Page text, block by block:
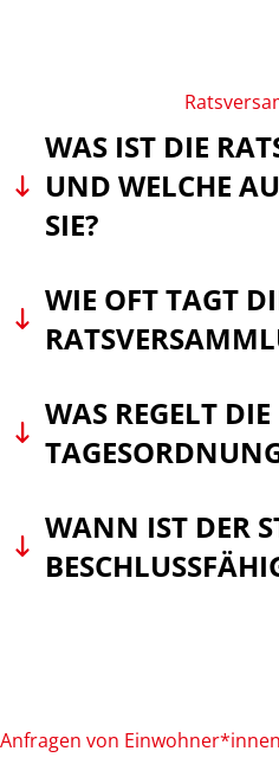
WAS IST DIE
UND WELCHE
SIE?
WIE OFT TAGT
WAS REGELT DIE
WANN IST DER
Anfragen von